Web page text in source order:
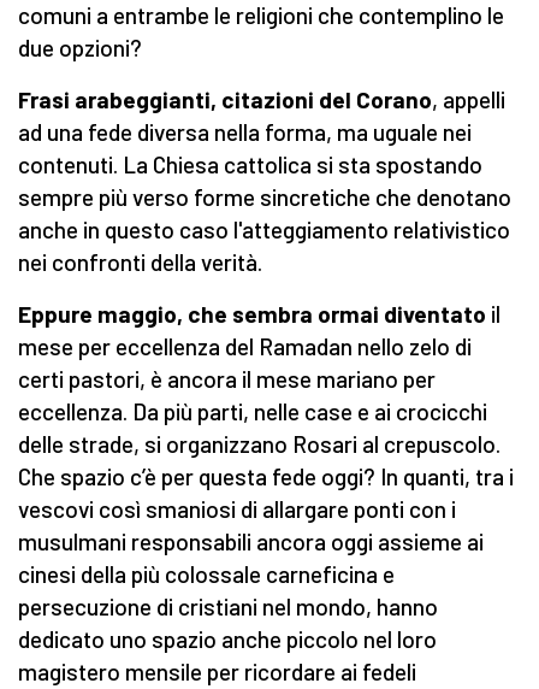
comuni a entrambe le religioni che contemplino le
due opzioni?
Frasi arabeggianti, citazioni del Corano, appelli
ad una fede diversa nella forma, ma uguale nei
contenuti. La Chiesa cattolica si sta spostando
sempre più verso forme sincretiche che denotano
anche in questo caso l'atteggiamento relativistico
nei confronti della verità.
Eppure maggio, che sembra ormai diventato il
mese per eccellenza del Ramadan nello zelo di
certi pastori, è ancora il mese mariano per
eccellenza. Da più parti, nelle case e ai crocicchi
delle strade, si organizzano Rosari al crepuscolo.
Che spazio c’è per questa fede oggi? In quanti, tra i
vescovi così smaniosi di allargare ponti con i
musulmani responsabili ancora oggi assieme ai
cinesi della più colossale carneficina e
persecuzione di cristiani nel mondo, hanno
dedicato uno spazio anche piccolo nel loro
magistero mensile per ricordare ai fedeli